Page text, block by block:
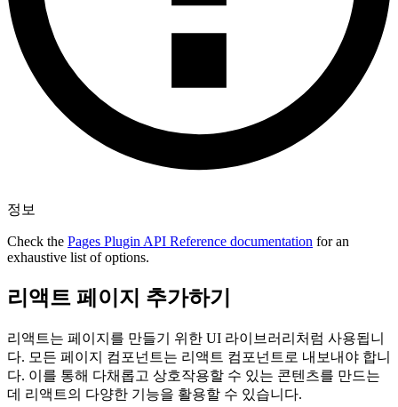
정보
Check the Pages Plugin API Reference documentation for an
exhaustive list of options.
리액트 페이지 추가하기
리액트는 페이지를 만들기 위한 UI 라이브러리처럼 사용됩니
다. 모든 페이지 컴포넌트는 리액트 컴포넌트로 내보내야 합니
다. 이를 통해 다채롭고 상호작용할 수 있는 콘텐츠를 만드는
데 리액트의 다양한 기능을 활용할 수 있습니다.